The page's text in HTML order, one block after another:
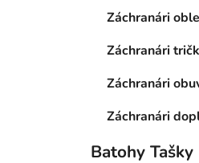
Záchranári
Záchranári
Záchranári
Záchranári
Batohy Tašky